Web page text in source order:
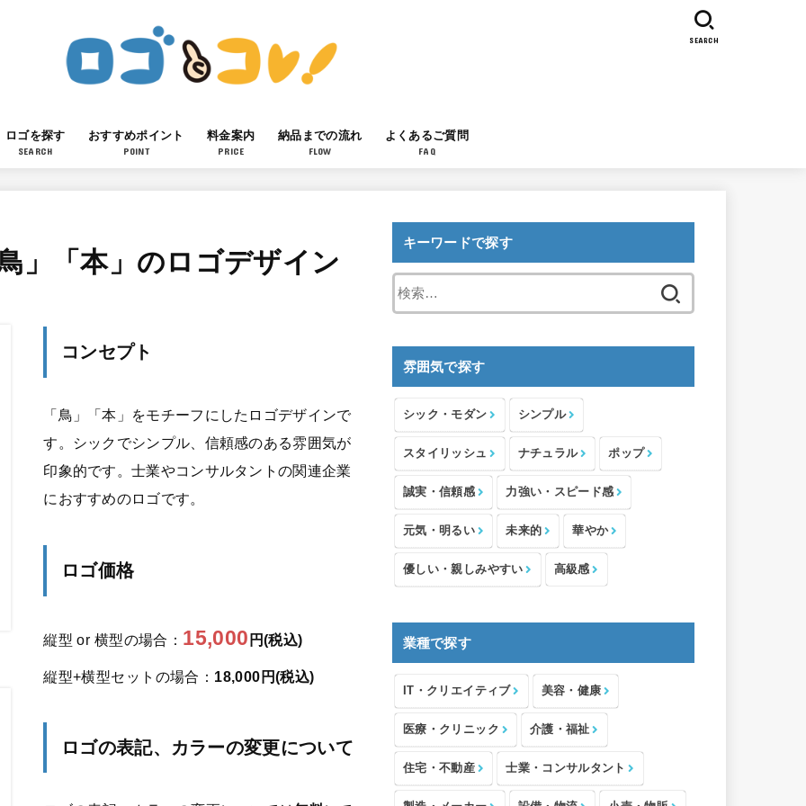
ロゴを探す
SEARCH
おすすめポイント
POINT
料金案内
PRICE
納品までの流れ
FLOW
よくあるご質問
FAQ
SEARCH
」「本」のロゴデザイン
コンセプト
「鳥」「本」をモチーフにしたロゴデザインで
す。シックでシンプル、信頼感のある雰囲気が
印象的です。士業やコンサルタントの関連企業
におすすめのロゴです。
ロゴ価格
縦型 or 横型の場合： 15,000 円(税込)
縦型+横型セットの場合： 18,000円(税込)
ロゴの表記、カラーの変更について
キーワードで探す
索:
雰囲気で探す
シック・モダン シンプル
スタイリッシュ ナチュラル ポップ
誠実・信頼感 力強い・スピード感
元気・明るい 未来的 華やか
優しい・親しみやすい 高級感
業種で探す
IT・クリエイティブ 美容・健康
医療・クリニック 介護・福祉
住宅・不動産 士業・コンサルタント